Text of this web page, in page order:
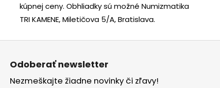
kúpnej ceny. Obhliadky sú možné Numizmatika
TRI KAMENE, Miletičova 5/A, Bratislava.
Z
Odoberať newsletter
Nezmeškajte žiadne novinky či zľavy!